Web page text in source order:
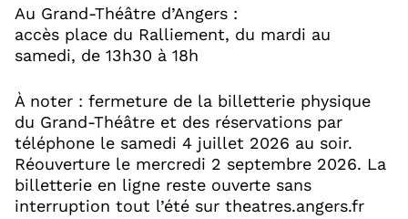
Au Grand-Théâtre d’Angers :
accès place du Ralliement, du mardi au
samedi, de 13h30 à 18h
À noter : fermeture de la billetterie physique
du Grand-Théâtre et des réservations par
téléphone le samedi 4 juillet 2026 au soir.
Réouverture le mercredi 2 septembre 2026. La
billetterie en ligne reste ouverte sans
interruption tout l’été sur theatres.angers.fr